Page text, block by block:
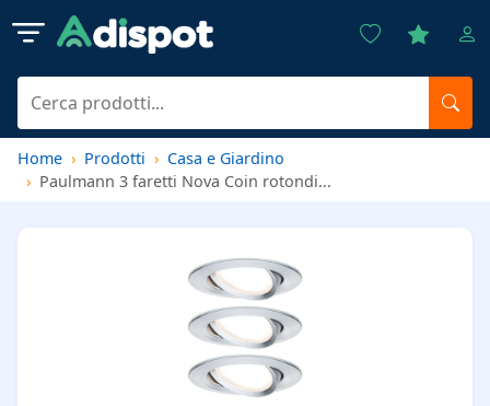
Home Prodotti
Casa e Giardino
Paulmann 3 faretti Nova Coin rotondi...